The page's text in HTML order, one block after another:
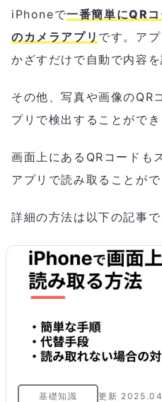
iPhoneで一番簡単にQR
のカメラアプリ です。ア
かざすだけで自動で内容
その他、写真や画像のQR
プリで検出することができ
画面上にあるQRコードも
アプリで読み取ることがで
詳細の方法は以下の記事で
基礎知識 更新